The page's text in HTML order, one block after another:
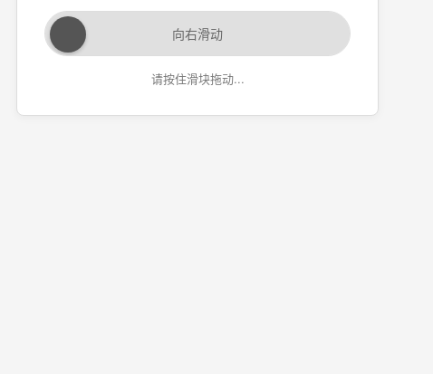
向右滑动
请按住滑块拖动...